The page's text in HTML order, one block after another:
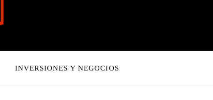
INVERSIONES Y NEGOCIOS